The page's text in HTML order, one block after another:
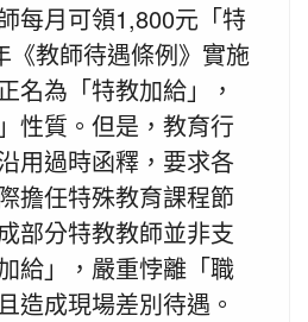
每月可領1,800元「特
《教師待遇條例》實施
名為「特教加給」，
性質。但是，教育行
用過時函釋，要求各
擔任特殊教育課程節
部分特教教師並非支
給」，嚴重悖離「職
造成現場差別待遇。